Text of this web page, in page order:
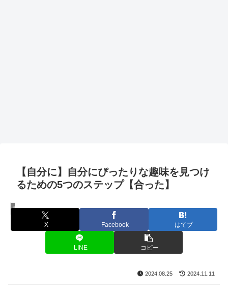
【自分に】自分にぴったりな趣味を見つけ
るための5つのステップ【合った】
趣味
X Facebook はてブ
LINE コピー
2024.08.25 2024.11.11